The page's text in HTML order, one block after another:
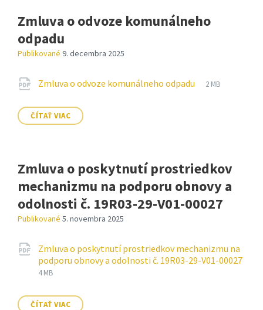
Zmluva o odvoze komunálneho
odpadu
Publikované 9. decembra 2025
PrílohyZmluva o odvoze komunálneho odpadu
Prípona
pdf
Veľkosť
2 MB
ČÍTAŤ VIAC
Zmluva o poskytnutí prostriedkov
mechanizmu na podporu obnovy a
odolnosti č. 19R03-29-V01-00027
Publikované 5. novembra 2025
PrílohyZmluva o poskytnutí prostriedkov mechanizmu na
podporu obnovy a odolnosti č. 19R03-29-V01-00027
Prípona
pdf
Veľkosť
4 MB
ČÍTAŤ VIAC